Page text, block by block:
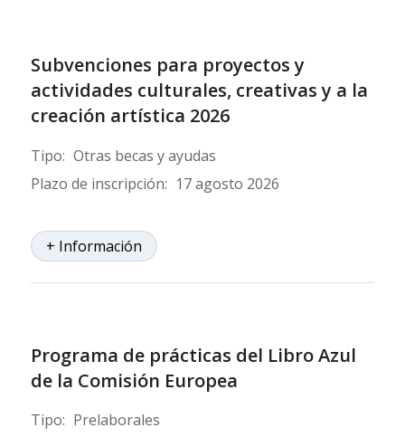
Subvenciones para proyectos y
actividades culturales, creativas y a la
creación artística 2026
Tipo: Otras becas y ayudas
Plazo de inscripción: 17 agosto 2026
+ Información
Programa de prácticas del Libro Azul
de la Comisión Europea
Tipo: Prelaborales